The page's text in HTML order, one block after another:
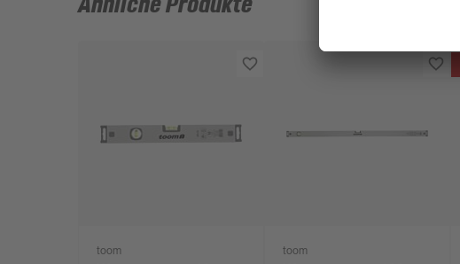
Ähnliche Produkte
toom toom